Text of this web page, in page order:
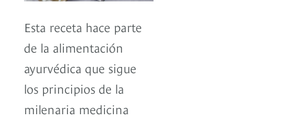
Esta receta hace parte
de la alimentación
ayurvédica que sigue
los principios de la
milenaria medicina